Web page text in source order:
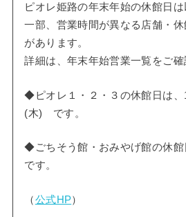
ピオレ姫路の年末年始の休館日は
一部、営業時間が異なる店舗・
があります。
詳細は、年末年始営業一覧をご確
◆ピオレ１・２・３の休館日は、
(木) です。
◆ごちそう館・おみやげ館の休
です。
（公式HP）